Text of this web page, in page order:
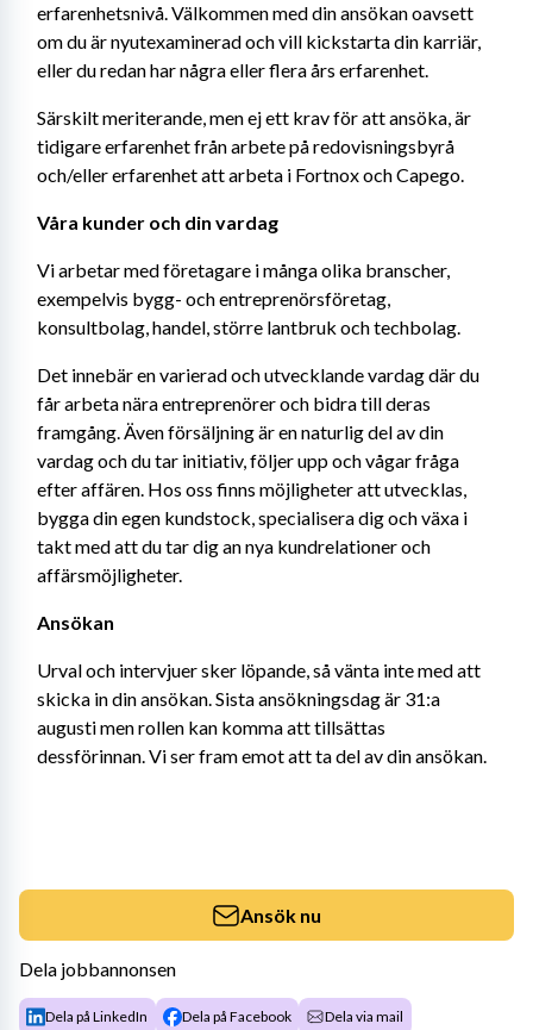
erfarenhetsnivå. Välkommen med din ansökan oavsett
om du är nyutexaminerad och vill kickstarta din karriär,
eller du redan har några eller flera års erfarenhet.
Särskilt meriterande, men ej ett krav för att ansöka, är
tidigare erfarenhet från arbete på redovisningsbyrå
och/eller erfarenhet att arbeta i Fortnox och Capego.
Våra kunder och din vardag
Vi arbetar med företagare i många olika branscher,
exempelvis bygg- och entreprenörsföretag,
konsultbolag, handel, större lantbruk och techbolag.
Det innebär en varierad och utvecklande vardag där du
får arbeta nära entreprenörer och bidra till deras
framgång. Även försäljning är en naturlig del av din
vardag och du tar initiativ, följer upp och vågar fråga
efter affären. Hos oss finns möjligheter att utvecklas,
bygga din egen kundstock, specialisera dig och växa i
takt med att du tar dig an nya kundrelationer och
affärsmöjligheter.
Ansökan
Urval och intervjuer sker löpande, så vänta inte med att
skicka in din ansökan. Sista ansökningsdag är 31:a
augusti men rollen kan komma att tillsättas
dessförinnan. Vi ser fram emot att ta del av din ansökan.
Ansök nu
Dela jobbannonsen
Dela på LinkedIn Dela på Facebook Dela via mail